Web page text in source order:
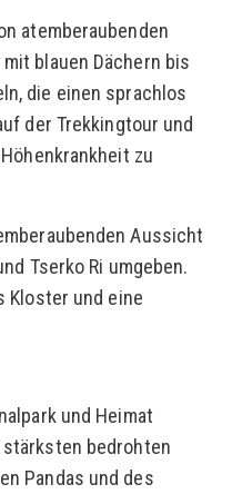
atemberaubenden
blauen Dächern bis
die einen sprachlos
der Trekkingtour und
zu
Aussicht
Tserko Ri umgeben.
Kloster und eine
und Heimat
bedrohten
Pandas und des